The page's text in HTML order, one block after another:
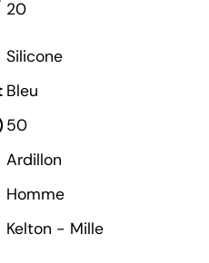
20
Silicone
Bleu
50
Ardillon
Homme
Kelton - Mille